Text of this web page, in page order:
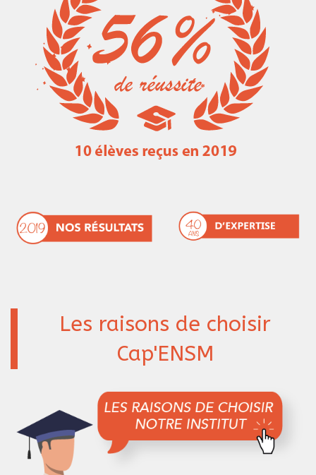
Résultats concours ENSM 2016-2017
Résultat concours ENSM 2017-2018
Liens utiles
Ressources mathématiques
Les raisons de choisir
Cap'ENSM